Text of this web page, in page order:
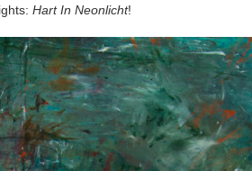
Hart In Neonlicht!